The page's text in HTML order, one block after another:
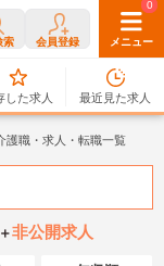
索 会員登録 メニュー
0
した求人
0
最近見た求人
護職・求人・転職一覧
非公開求人